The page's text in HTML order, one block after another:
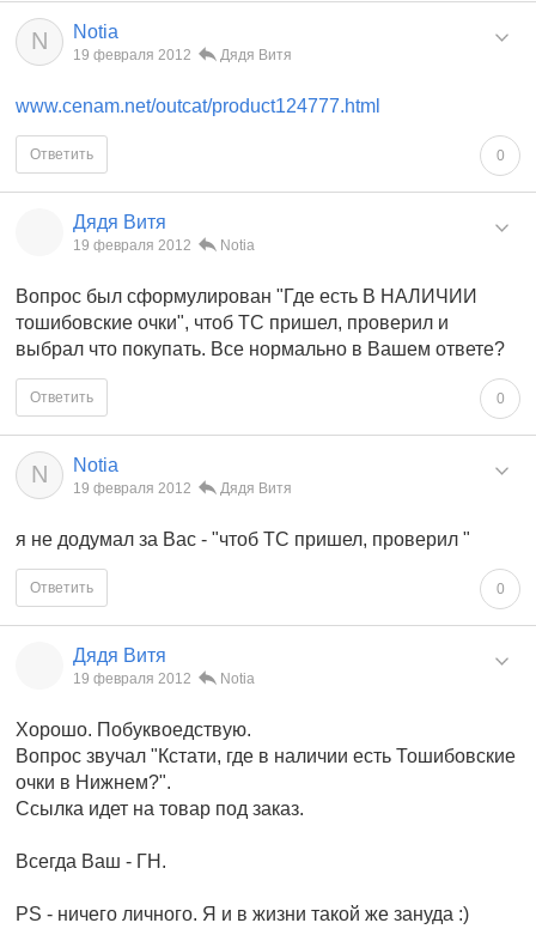
N Notia
19 февраля 2012 Дядя Витя
www.cenam.net/outcat/product124777.html
0
Ответить
Дядя Витя
19 февраля 2012 Notia
Вопрос был сформулирован "Где есть В НАЛИЧИИ
тошибовские очки", чтоб ТС пришел, проверил и
выбрал что покупать. Все нормально в Вашем ответе?
0
Ответить
N Notia
19 февраля 2012 Дядя Витя
я не додумал за Вас - "чтоб ТС пришел, проверил "
0
Ответить
Дядя Витя
19 февраля 2012 Notia
Хорошо. Побуквоедствую.
Вопрос звучал "Кстати, где в наличии есть Тошибовские
очки в Нижнем?".
Ссылка идет на товар под заказ.
Всегда Ваш - ГН.
PS - ничего личного. Я и в жизни такой же зануда :)